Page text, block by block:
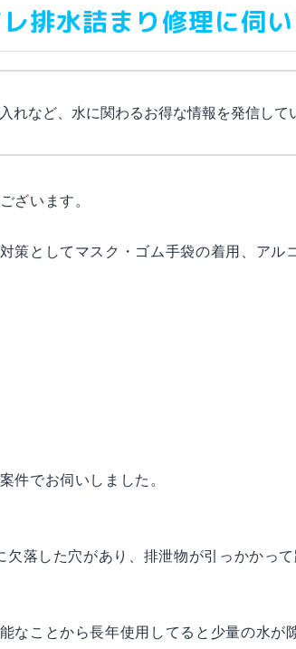
排水詰まり修理に伺
れなど、水に関わるお得な情報を発信し
ざいます。
策としてマスク・ゴム手袋の着用、アル
件でお伺いしました。
落した穴があり、排泄物が引っかかっ
なことから長年使用してると少量の水が